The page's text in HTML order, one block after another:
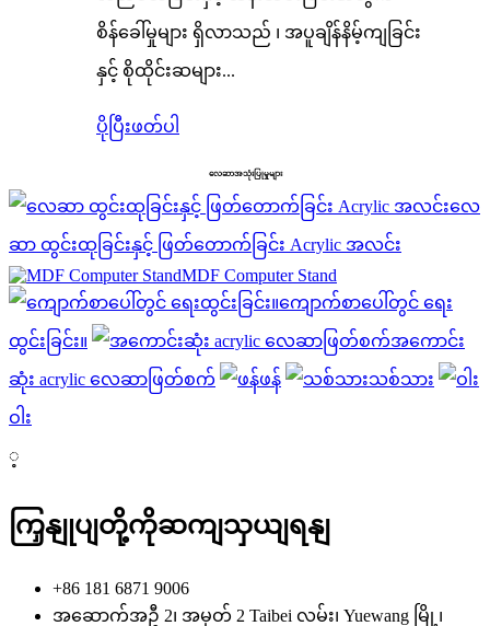
စိန်ခေါ်မှုများ ရှိလာသည် ၊ အပူချိန်နိမ့်ကျခြင်း
နှင့် စိုထိုင်းဆများ...
ပိုပြီးဖတ်ပါ
လေဆာအသုံးပြုမှုများ
လေ
ဆာ ထွင်းထုခြင်းနှင့် ဖြတ်တောက်ခြင်း Acrylic အလင်း
MDF Computer Stand
ကျောက်စာပေါ်တွင် ရေး
ထွင်းခြင်း။ အကောင်း
ဆုံး acrylic လေဆာဖြတ်စက် ဖန် သစ်သား
ဝါး
့
ကြှနျုပျတို့ကိုဆကျသှယျရနျ
+86 181 6871 9006
အဆောက်အဦ 2၊ အမှတ် 2 Taibei လမ်း၊ Yuewang မြို့၊